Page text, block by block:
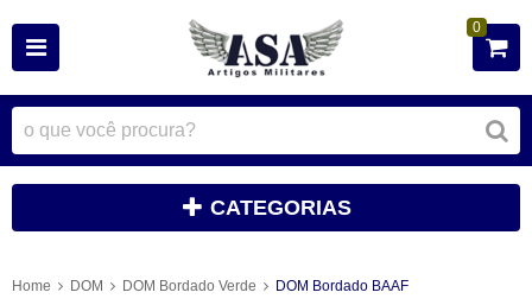
0
CATEGORIAS
Home DOM DOM Bordado Verde DOM Bordado BAAF